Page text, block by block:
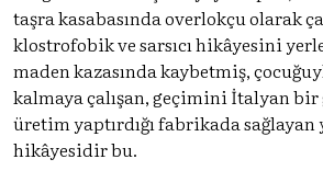
taşra kasabasında overlokçu olarak
klostrofobik ve sarsıcı hikâyesini
maden kazasında kaybetmiş,
kalmaya çalışan, geçimini İtalyan bir
üretim yaptırdığı fabrikada sağlayan
hikâyesidir bu.